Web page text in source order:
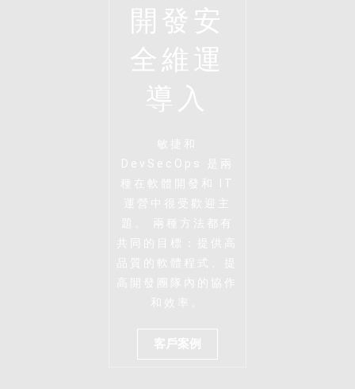
開發安
全維運
導入
敏捷和
DevSecOps 是兩
種在軟體開發和 IT
運營中很受歡迎主
題。 兩種方法都有
共同的目標：提供高
品質的軟體程式、提
高開發團隊內的協作
和效率。
客戶案例